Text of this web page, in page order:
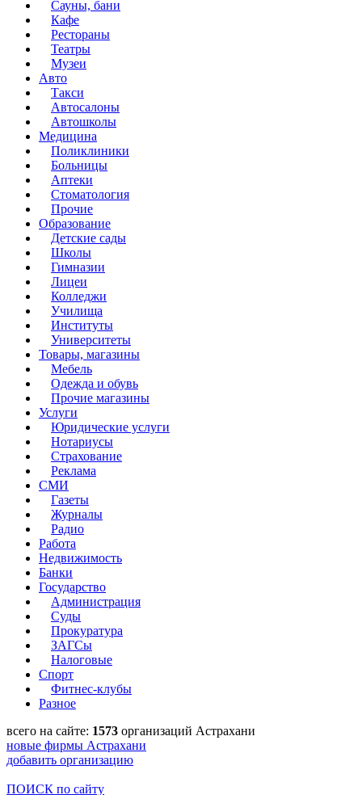
Сауны, бани
Кафе
Рестораны
Театры
Музеи
Авто
Такси
Автосалоны
Автошколы
Медицина
Поликлиники
Больницы
Аптеки
Стоматология
Прочие
Образование
Детские сады
Школы
Гимназии
Лицеи
Колледжи
Училища
Институты
Университеты
Товары, магазины
Мебель
Одежда и обувь
Прочие магазины
Услуги
Юридические услуги
Нотариусы
Страхование
Реклама
СМИ
Газеты
Журналы
Радио
Работа
Недвижимость
Банки
Государство
Администрация
Суды
Прокуратура
ЗАГСы
Налоговые
Спорт
Фитнес-клубы
Разное
всего на сайте: 1573 организаций Астрахани
новые фирмы Астрахани
добавить организацию
ПОИСК по сайту